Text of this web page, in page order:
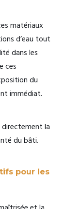
matériaux
d’eau tout
dans les
ces
du
immédiat.
la
du bâti.
pour les